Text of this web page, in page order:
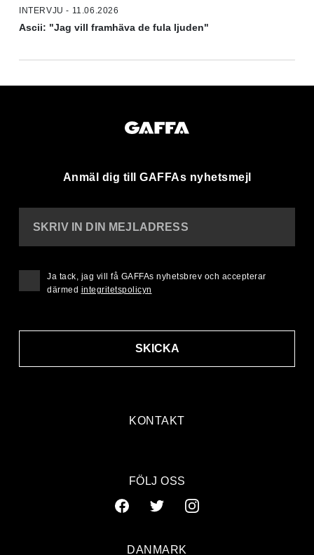
INTERVJU - 11.06.2026
Ascii: "Jag vill framhäva de fula ljuden"
Anmäl dig till GAFFAs nyhetsmejl
KONTAKT
SKRIV IN DIN MEJLADRESS
SKICKA
Ja tack, jag vill få GAFFAs nyhetsbrev och accepterar
därmed integritetspolicyn
FÖLJ OSS
DANMARK